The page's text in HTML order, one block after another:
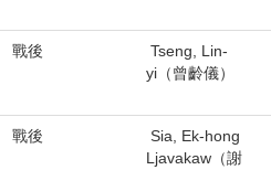
戰後
Tseng, Lin-
yi（曾齡儀）
戰後
Sia, Ek-hong
Ljavakaw（謝